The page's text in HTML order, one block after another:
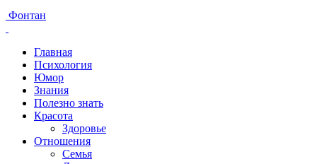
Фонтан
Главная
Психология
Юмор
Знания
Полезно знать
Красота
Здоровье
Отношения
Семья